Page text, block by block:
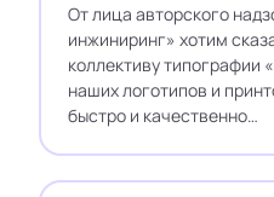
От лица авторского
инжиниринг» хотим
коллективу типографии
наших логотипов и
быстро и качественно…